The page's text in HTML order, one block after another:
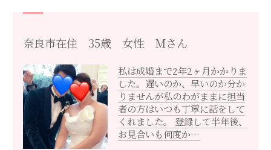
奈良市在住 35歳 女性 Mさん
私は成婚まで2年2ヶ月かかりま
した。遅いのか、早いのか分か
りませんが私のわがままに担当
者の方はいつも丁寧に話をして
くれました。 登録して半年後、
お見合いも何度か…